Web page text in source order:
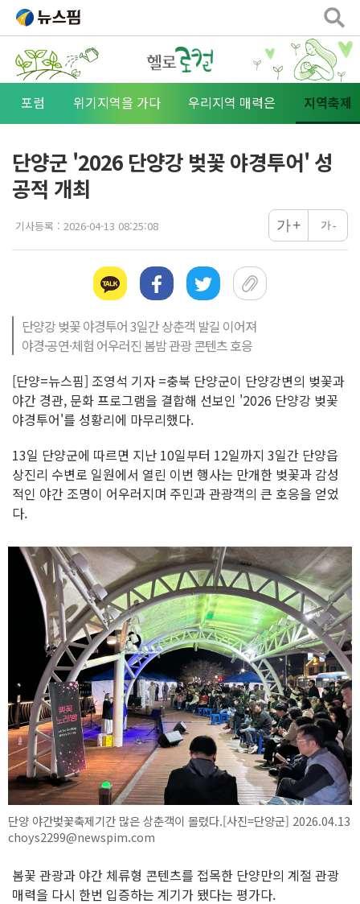
포럼 위기지역을 가다 우리지역 매력은 지역축제
단양군 '2026 단양강 벚꽃 야경투어' 성
공적 개최
기사등록 : 2026-04-13 08:25:08 가+ 가-
단양강 벚꽃 야경투어 3일간 상춘객 발길 이어져
야경·공연·체험 어우러진 봄밤 관광 콘텐츠 호응
[단양=뉴스핌] 조영석 기자 =충북 단양군이 단양강변의 벚꽃과
야간 경관, 문화 프로그램을 결합해 선보인 '2026 단양강 벚꽃
야경투어'를 성황리에 마무리했다.
13일 단양군에 따르면 지난 10일부터 12일까지 3일간 단양읍
상진리 수변로 일원에서 열린 이번 행사는 만개한 벚꽃과 감성
적인 야간 조명이 어우러지며 주민과 관광객의 큰 호응을 얻었
다.
단양 야간벚꽃축제기간 많은 상춘객이 몰렸다.[사진=단양군] 2026.04.13
choys2299@newspim.com
봄꽃 관광과 야간 체류형 콘텐츠를 접목한 단양만의 계절 관광
매력을 다시 한번 입증하는 계기가 됐다는 평가다.